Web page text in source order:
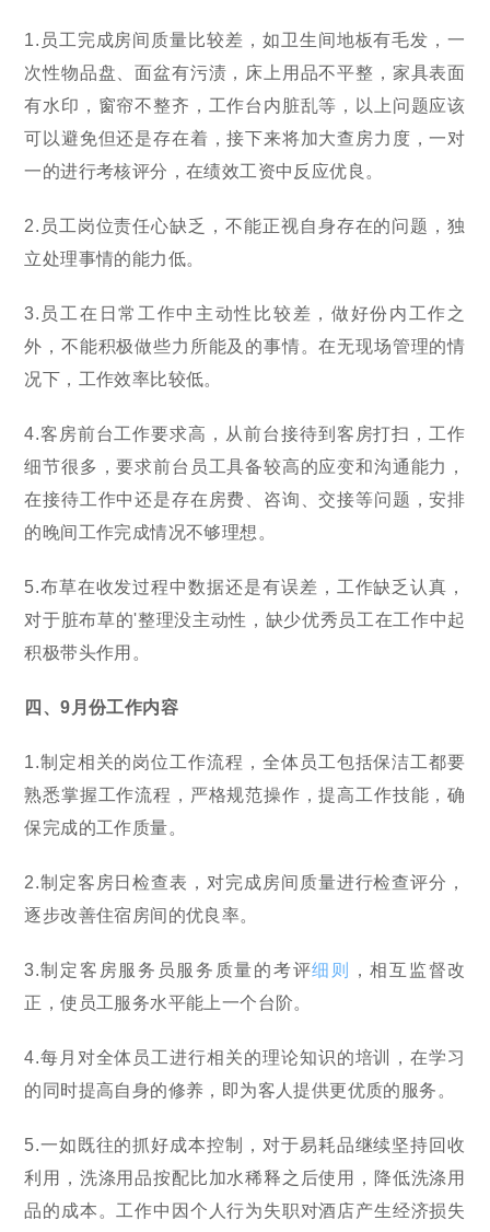
1.员工完成房间质量比较差，如卫生间地板有毛发，一
次性物品盘、面盆有污渍，床上用品不平整，家具表面
有水印，窗帘不整齐，工作台内脏乱等，以上问题应该
可以避免但还是存在着，接下来将加大查房力度，一对
一的进行考核评分，在绩效工资中反应优良。
2.员工岗位责任心缺乏，不能正视自身存在的问题，独
立处理事情的能力低。
3.员工在日常工作中主动性比较差，做好份内工作之
外，不能积极做些力所能及的事情。在无现场管理的情
况下，工作效率比较低。
4.客房前台工作要求高，从前台接待到客房打扫，工作
细节很多，要求前台员工具备较高的应变和沟通能力，
在接待工作中还是存在房费、咨询、交接等问题，安排
的晚间工作完成情况不够理想。
5.布草在收发过程中数据还是有误差，工作缺乏认真，
对于脏布草的'整理没主动性，缺少优秀员工在工作中起
积极带头作用。
四、9月份工作内容
1.制定相关的岗位工作流程，全体员工包括保洁工都要
熟悉掌握工作流程，严格规范操作，提高工作技能，确
保完成的工作质量。
2.制定客房日检查表，对完成房间质量进行检查评分，
逐步改善住宿房间的优良率。
3.制定客房服务员服务质量的考评细则
，相互监督改
正，使员工服务水平能上一个台阶。
4.每月对全体员工进行相关的理论知识的培训，在学习
的同时提高自身的修养，即为客人提供更优质的服务。
5.一如既往的抓好成本控制，对于易耗品继续坚持回收
利用，洗涤用品按配比加水稀释之后使用，降低洗涤用
品的成本。工作中因个人行为失职对酒店产生经济损失